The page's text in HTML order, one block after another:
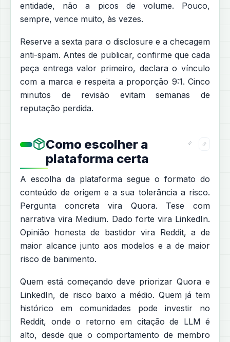
entidade, não a picos de volume. Pouco,
sempre, vence muito, às vezes.
Reserve a sexta para o disclosure e a checagem
anti-spam. Antes de publicar, confirme que cada
peça entrega valor primeiro, declara o vínculo
com a marca e respeita a proporção 9:1. Cinco
minutos de revisão evitam semanas de
reputação perdida.
Como escolher a
plataforma certa
A escolha da plataforma segue o formato do
conteúdo de origem e a sua tolerância a risco.
Pergunta concreta vira Quora. Tese com
narrativa vira Medium. Dado forte vira LinkedIn.
Opinião honesta de bastidor vira Reddit, a de
maior alcance junto aos modelos e a de maior
risco de banimento.
Quem está começando deve priorizar Quora e
LinkedIn, de risco baixo a médio. Quem já tem
histórico em comunidades pode investir no
Reddit, onde o retorno em citação de LLM é
alto, desde que o comportamento de membro